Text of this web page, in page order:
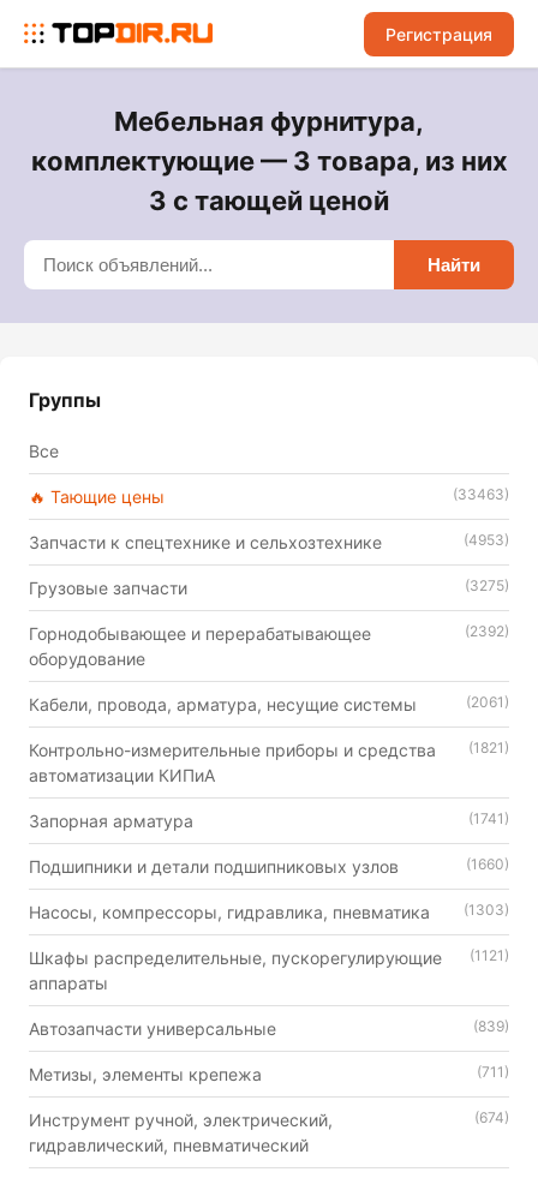
Регистрация
Мебельная фурнитура,
комплектующие — 3 товара, из них
3 с тающей ценой
Найти
Группы
Все
🔥 Тающие цены (33463)
Запчасти к спецтехнике и сельхозтехнике (4953)
Грузовые запчасти (3275)
Горнодобывающее и перерабатывающее
оборудование
(2392)
Кабели, провода, арматура, несущие системы (2061)
Контрольно-измерительные приборы и средства
автоматизации КИПиА
(1821)
Запорная арматура (1741)
Подшипники и детали подшипниковых узлов (1660)
Насосы, компрессоры, гидравлика, пневматика (1303)
Шкафы распределительные, пускорегулирующие
аппараты
(1121)
Автозапчасти универсальные (839)
Метизы, элементы крепежа (711)
Инструмент ручной, электрический,
гидравлический, пневматический
(674)